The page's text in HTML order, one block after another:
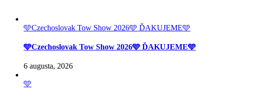
🩵Czechoslovak Tow Show 2026🩵 ĎAKUJEME🩵
🩵Czechoslovak Tow Show 2026🩵 ĎAKUJEME🩵
6 augusta, 2026
🩵